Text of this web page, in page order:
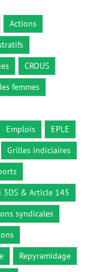
Actions
CROUS
femmes
Emplois
EPLE
Grilles indiciaires
3DS & Article 145
syndicales
Repyramidage